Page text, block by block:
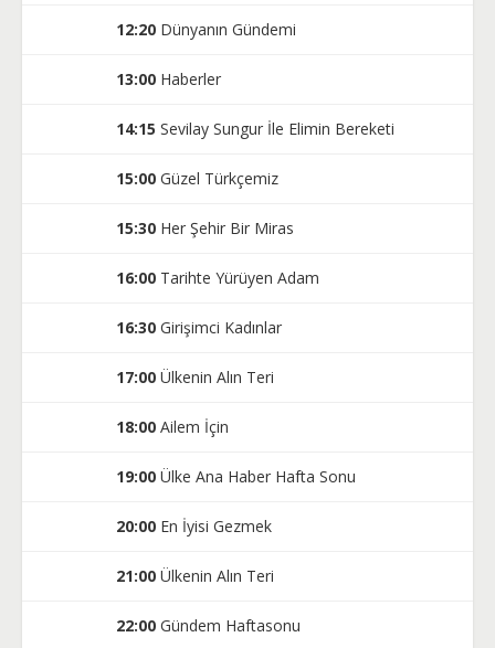
12:20 Dünyanın Gündemi
13:00 Haberler
14:15 Sevilay Sungur İle Elimin Bereketi
15:00 Güzel Türkçemiz
15:30 Her Şehir Bir Miras
16:00 Tarihte Yürüyen Adam
16:30 Girişimci Kadınlar
17:00 Ülkenin Alın Teri
18:00 Ailem İçin
19:00 Ülke Ana Haber Hafta Sonu
20:00 En İyisi Gezmek
21:00 Ülkenin Alın Teri
22:00 Gündem Haftasonu